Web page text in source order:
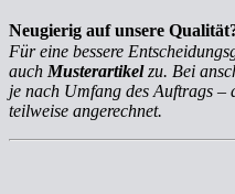
Neugierig auf unsere
Für eine bessere
auch Musterartikelzu. Bei
je nach Umfang des Auftrags –
teilweise angerechnet.